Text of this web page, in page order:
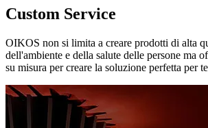
Custom Service
OIKOS non si limita a creare prodotti di alta
dell'ambiente e della salute delle persone ma
su misura per creare la soluzione perfetta per